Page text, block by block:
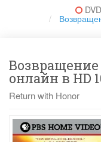
Возвращение
онлайн в HD
Return with Honor